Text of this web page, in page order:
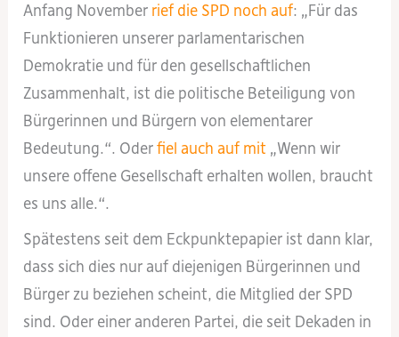
Anfang November rief die SPD noch auf: „Für das
Funktionieren unserer parlamentarischen
Demokratie und für den gesellschaftlichen
Zusammenhalt, ist die politische Beteiligung von
Bürgerinnen und Bürgern von elementarer
Bedeutung.“. Oderfiel auch auf mit „Wenn wir
unsere offene Gesellschaft erhalten wollen, braucht
es uns alle.“.
Spätestens seit dem Eckpunktepapier ist dann klar,
dass sich dies nur auf diejenigen Bürgerinnen und
Bürger zu beziehen scheint, die Mitglied der SPD
sind. Oder einer anderen Partei, die seit Dekaden in